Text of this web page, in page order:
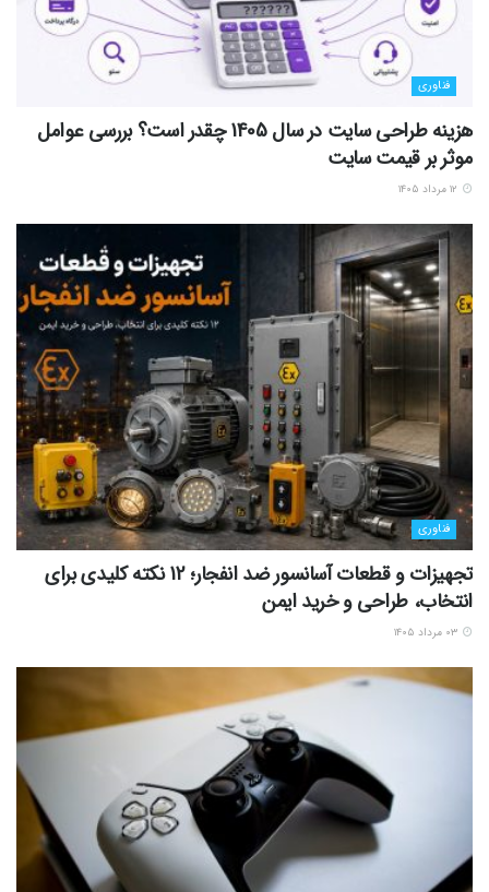
فناوری
هزینه طراحی سایت در سال 1405 چقدر است؟ بررسی عوامل
موثر بر قیمت سایت
فناوری
تجهیزات و قطعات آسانسور ضد انفجار؛ 12 نکته کلیدی برای
انتخاب، طراحی و خرید ایمن